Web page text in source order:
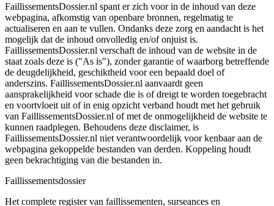
FaillissementsDossier.nl spant er zich voor in de inhoud van deze
webpagina, afkomstig van openbare bronnen, regelmatig te
actualiseren en aan te vullen. Ondanks deze zorg en aandacht is het
mogelijk dat de inhoud onvolledig en/of onjuist is.
FaillissementsDossier.nl verschaft de inhoud van de website in de
staat zoals deze is ("As is"), zonder garantie of waarborg betreffende
de deugdelijkheid, geschiktheid voor een bepaald doel of
anderszins. FaillissementsDossier.nl aanvaardt geen
aansprakelijkheid voor schade die is of dreigt te worden toegebracht
en voortvloeit uit of in enig opzicht verband houdt met het gebruik
van FaillissementsDossier.nl of met de onmogelijkheid de website te
kunnen raadplegen. Behoudens deze disclaimer, is
FaillissementsDossier.nl niet verantwoordelijk voor kenbaar aan de
webpagina gekoppelde bestanden van derden. Koppeling houdt
geen bekrachtiging van die bestanden in.
Faillissementsdossier
Het complete register van faillissementen, surseances en